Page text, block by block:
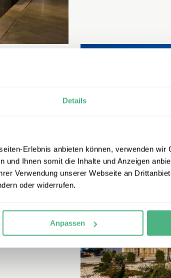
Details
Erlebnis anbieten können, verwenden wir
und Ihnen somit die Inhalte und Anzeigen
Verwendung unserer Webseite an
oder widerrufen.
Anpassen
schützen,
Mauern
, auch als
verzaubert
Sonne die
magisch